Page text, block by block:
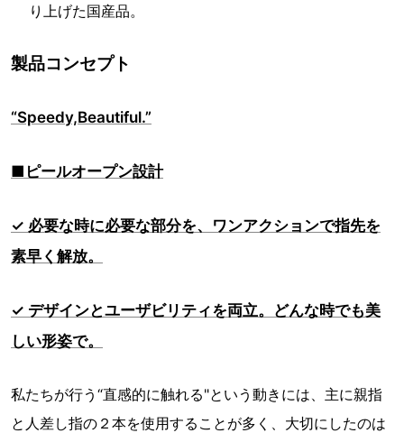
り上げた国産品。
製品コンセプト
“Speedy,Beautiful.”
■ピールオープン設計
✓ 必要な時に必要な部分を、ワンアクションで指先を
素早く解放。
✓ デザインとユーザビリティを両立。どんな時でも美
しい形姿で。
私たちが行う“直感的に触れる"という動きには、主に親指
と人差し指の２本を使用することが多く、大切にしたのは